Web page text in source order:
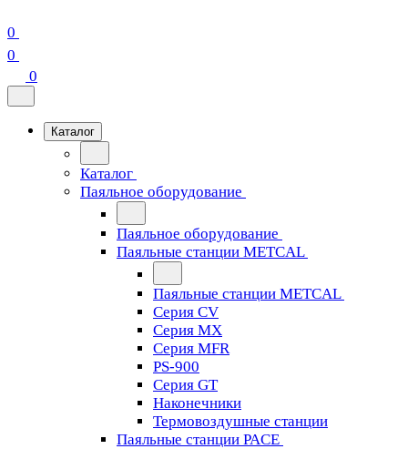
0
0
0
Каталог
Каталог
Паяльное оборудование
Паяльное оборудование
Паяльные станции METCAL
Паяльные станции METCAL
Серия CV
Серия MX
Серия MFR
PS-900
Серия GT
Наконечники
Термовоздушные станции
Паяльные станции PACE